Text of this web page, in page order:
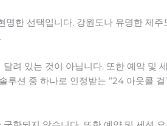
한 선택입니다. 강원도나 유명한 제주
려 있는 것이 아닙니다. 또한 예약 및
션 중 하나로 인정받는 “24 아웃콜